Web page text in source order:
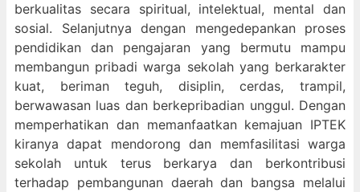
berkualitas secara spiritual, intelektual, mental dan
sosial. Selanjutnya dengan mengedepankan proses
pendidikan dan pengajaran yang bermutu mampu
membangun pribadi warga sekolah yang berkarakter
kuat, beriman teguh, disiplin, cerdas, trampil,
berwawasan luas dan berkepribadian unggul. Dengan
memperhatikan dan memanfaatkan kemajuan IPTEK
kiranya dapat mendorong dan memfasilitasi warga
sekolah untuk terus berkarya dan berkontribusi
terhadap pembangunan daerah dan bangsa melalui